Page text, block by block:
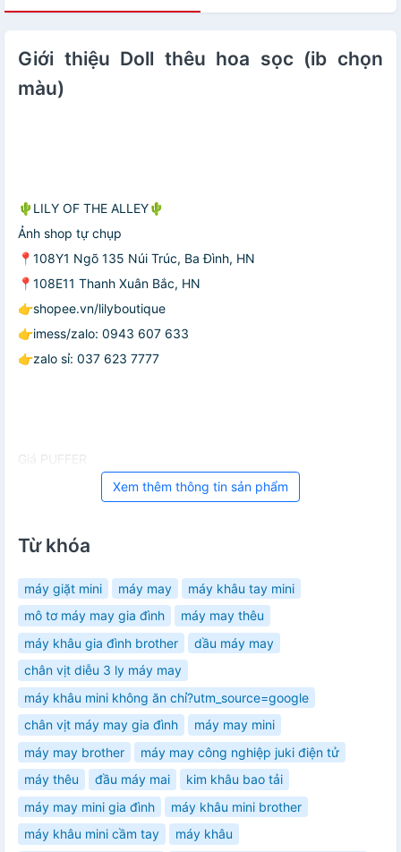
Giới thiệu Doll thêu hoa sọc (ib chọn
màu)
🌵LILY OF THE ALLEY🌵
Ảnh shop tự chụp
📍108Y1 Ngõ 135 Núi Trúc, Ba Đình, HN
📍108E11 Thanh Xuân Bắc, HN
👉shopee.vn/lilyboutique
👉imess/zalo: 0943 607 633
👉zalo sỉ: 037 623 7777
Giá PUFFER
Xem thêm thông tin sản phẩm
Từ khóa
máy giặt mini máy may
máy khâu tay mini
mô tơ máy may gia đình
máy may thêu
máy khâu gia đình brother
dầu máy may
chân vịt diễu 3 ly máy may
máy khâu mini không ăn chỉ?utm_source=google
chân vịt máy may gia đình
máy may mini
máy may brother
máy may công nghiệp juki điện tử
máy thêu
đầu máy mai
kim khâu bao tải
máy may mini gia đình
máy khâu mini brother
máy khâu mini cầm tay
máy khâu